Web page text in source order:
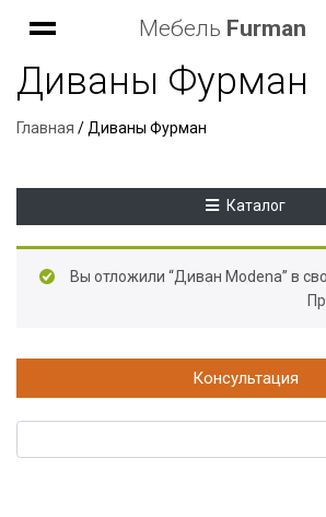
Мебель Furman
Диваны Фурман
Главная / Диваны Фурман
Каталог
Вы отложили “Диван Modena” в
Консультация